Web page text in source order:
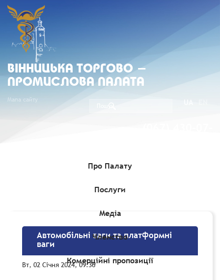
ВIННИЦЬКА ТОРГОВО -
ПРОМИСЛОВА ПАЛАТА
Мапа сайту
Про Палату
Послуги
Медіа
Членство
Комерційні пропозиції
Комерційні пропозиції»Автомобільні ваги та
Автомобільні ваги та платформні
ваги
Вт, 02 Січня 2024, 09:36